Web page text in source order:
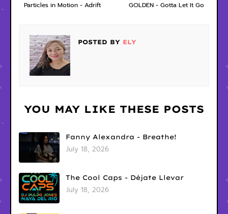
GOLDEN - Gotta Let It Go
Particles in Motion - Adrift
POSTED BY ELY
YOU MAY LIKE THESE POSTS
Fanny Alexandra - Breathe!
July 18, 2026
The Cool Caps - Déjate Llevar
July 18, 2026